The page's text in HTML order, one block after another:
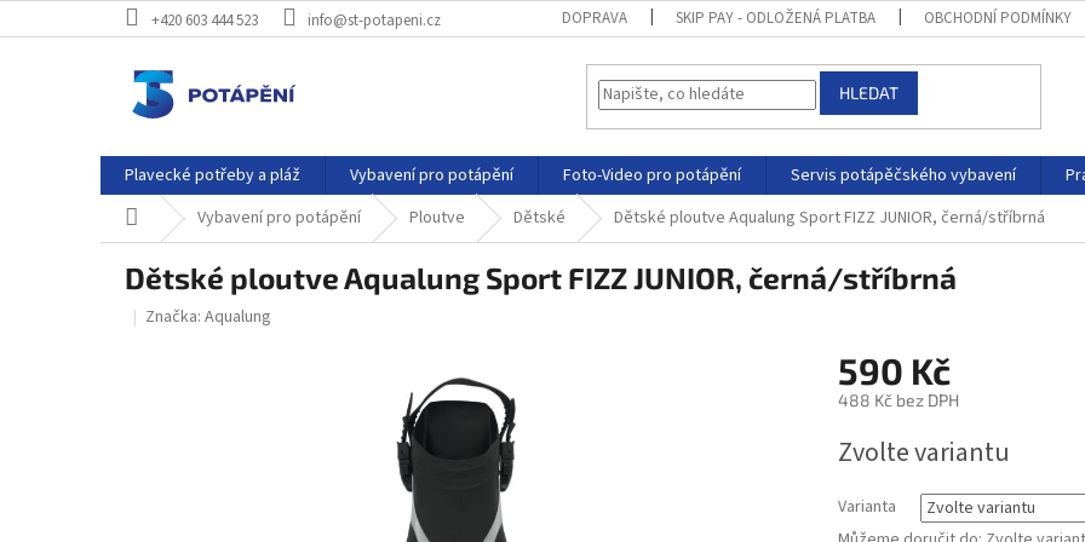
na
+420 603 444 523 info@st-potapeni.cz DOPRAVA SKIP PAY - ODLOŽENÁ PLATBA OBCHODNÍ PODMÍNKY
HLEDAT
Plavecké potřeby a pláž Vybavení pro potápění Foto-Video pro potápění Servis potápěčského vybavení
Domů Vybavení pro potápění Ploutve Dětské Dětské ploutve Aqualung Sport FIZZ JUNIOR, černá/stříbrná
Dětské ploutve Aqualung Sport FIZZ JUNIOR, černá/stříbrná
Značka: Aqualung
590 Kč
488 Kč bez DPH
Zvolte variantu
Varianta